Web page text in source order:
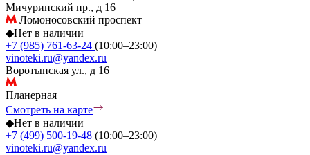
Мичуринский пр., д 16
Ломоносовский проспект
◆Нет в наличии
+7 (985) 761-63-24 (10:00–23:00)
vinoteki.ru@yandex.ru
Воротынская ул., д 16
Планерная
Смотреть на карте
◆Нет в наличии
+7 (499) 500-19-48 (10:00–23:00)
vinoteki.ru@yandex.ru